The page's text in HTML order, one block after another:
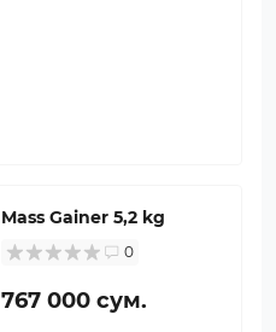
Mass Gainer 5,2 kg
0
767 000 сум.